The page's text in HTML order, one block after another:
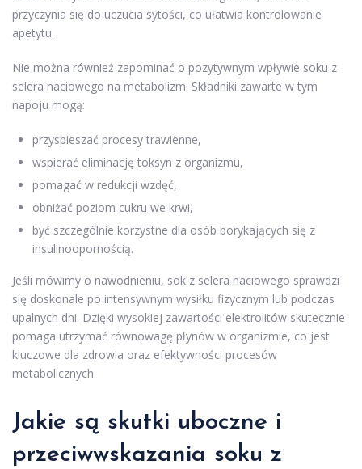
przyczynia się do uczucia sytości, co ułatwia kontrolowanie
apetytu.
Nie można również zapominać o pozytywnym wpływie soku z
selera naciowego na metabolizm. Składniki zawarte w tym
napoju mogą:
przyspieszać procesy trawienne,
wspierać eliminację toksyn z organizmu,
pomagać w redukcji wzdęć,
obniżać poziom cukru we krwi,
być szczególnie korzystne dla osób borykających się z
insulinoopornością.
Jeśli mówimy o nawodnieniu, sok z selera naciowego sprawdzi
się doskonale po intensywnym wysiłku fizycznym lub podczas
upalnych dni. Dzięki wysokiej zawartości elektrolitów skutecznie
pomaga utrzymać równowagę płynów w organizmie, co jest
kluczowe dla zdrowia oraz efektywności procesów
metabolicznych.
Jakie są skutki uboczne i
przeciwwskazania soku z